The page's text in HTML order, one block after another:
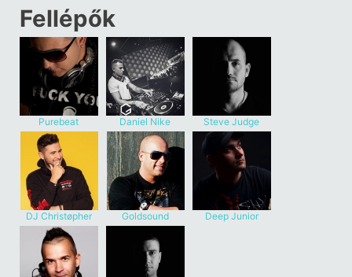
Fellépők
Purebeat Daniel Nike Steve Judge
DJ Christøpher Goldsound Deep Junior